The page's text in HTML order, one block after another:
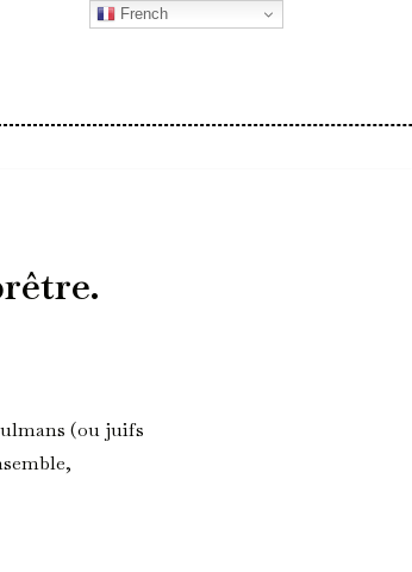
(ou juifs
French